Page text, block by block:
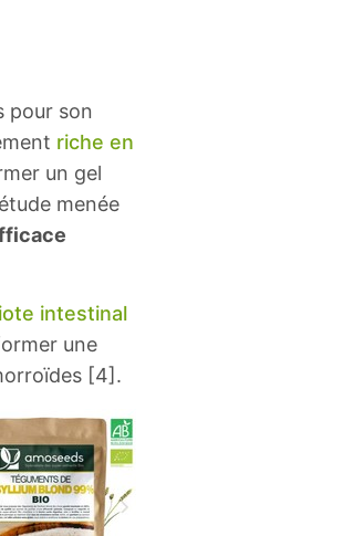
pour son
riche en
un gel
menée
intestinal
une
[4].